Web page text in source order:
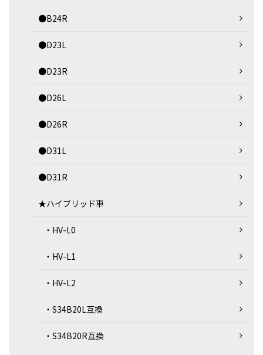
●B24R
●D23L
●D23R
●D26L
●D26R
●D31L
●D31R
★ハイブリッド車
・HV-L0
・HV-L1
・HV-L2
・S34B20L互換
・S34B20R互換